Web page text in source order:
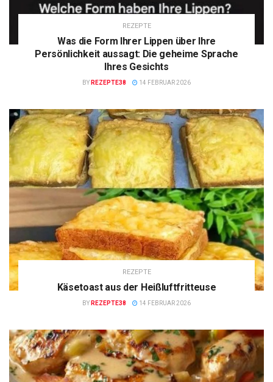
REZEPTE
Was die Form Ihrer Lippen über Ihre
Persönlichkeit aussagt: Die geheime Sprache
Ihres Gesichts
BY REZEPTE38 14 FEBRUAR 2026
REZEPTE
Käsetoast aus der Heißluftfritteuse
BY REZEPTE38 14 FEBRUAR 2026